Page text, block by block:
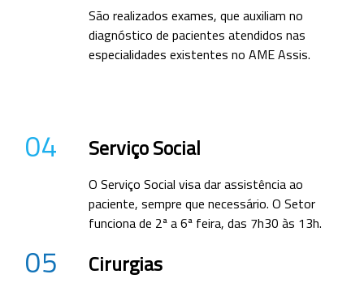
São realizados exames, que auxiliam no
diagnóstico de pacientes atendidos nas
especialidades existentes no AME Assis.
04 Serviço Social
O Serviço Social visa dar assistência ao
paciente, sempre que necessário. O Setor
funciona de 2ª a 6ª feira, das 7h30 às 13h.
05 Cirurgias